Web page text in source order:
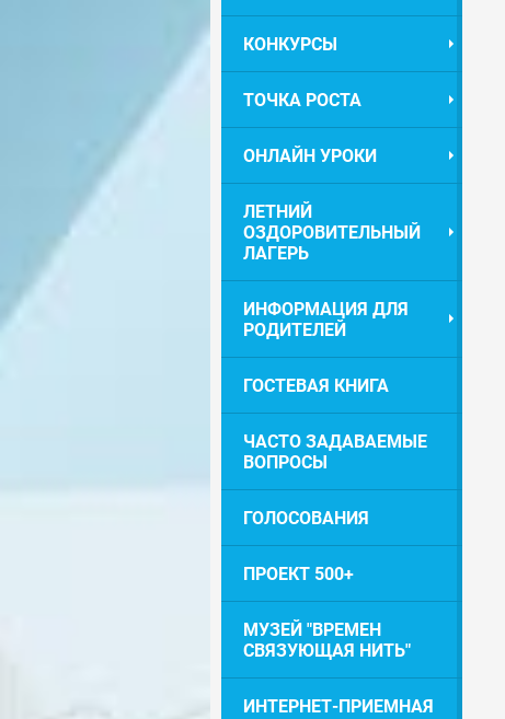
КОНКУРСЫ
ТОЧКА РОСТА
ОНЛАЙН УРОКИ
ЛЕТНИЙ
ОЗДОРОВИТЕЛЬНЫЙ
ЛАГЕРЬ
ИНФОРМАЦИЯ ДЛЯ
РОДИТЕЛЕЙ
ГОСТЕВАЯ КНИГА
ЧАСТО ЗАДАВАЕМЫЕ
ВОПРОСЫ
ГОЛОСОВАНИЯ
ПРОЕКТ 500+
МУЗЕЙ "ВРЕМЕН
СВЯЗУЮЩАЯ НИТЬ"
ИНТЕРНЕТ-ПРИЕМНАЯ